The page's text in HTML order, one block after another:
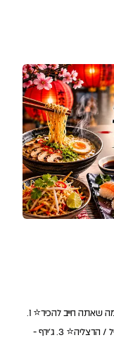
שאתה חייב להכיר
⭐ 3. ג’ירף -